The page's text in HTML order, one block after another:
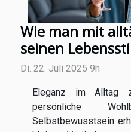
Wie man mit
seinen
Di. 22. Juli 2025 9h
Eleganz im Alltag
persönliche
Selbstbewusstsein